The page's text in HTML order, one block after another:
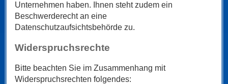
Unternehmen haben. Ihnen steht zudem ein
Beschwerderecht an eine
Datenschutzaufsichtsbehörde zu.
Widerspruchsrechte
Bitte beachten Sie im Zusammenhang mit
Widerspruchsrechten folgendes: